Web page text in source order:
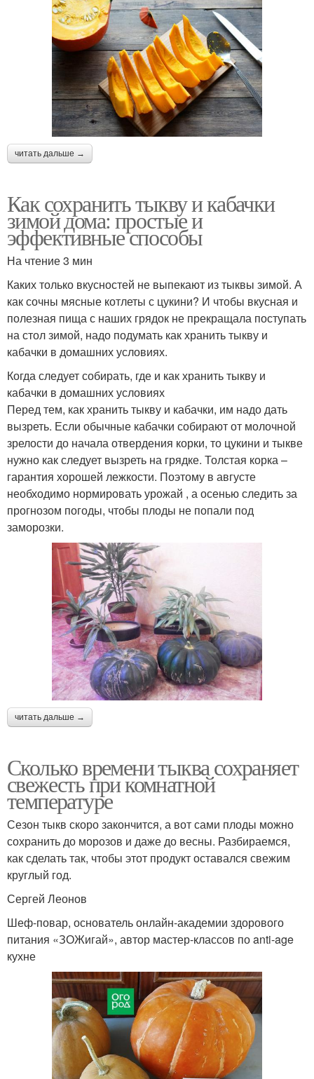
читать дальше →
Как сохранить тыкву и кабачки
зимой дома: простые и
эффективные способы
На чтение 3 мин
Каких только вкусностей не выпекают из тыквы зимой. А
как сочны мясные котлеты с цукини? И чтобы вкусная и
полезная пища с наших грядок не прекращала поступать
на стол зимой, надо подумать как хранить тыкву и
кабачки в домашних условиях.
Когда следует собирать, где и как хранить тыкву и
кабачки в домашних условиях
Перед тем, как хранить тыкву и кабачки, им надо дать
вызреть. Если обычные кабачки собирают от молочной
зрелости до начала отвердения корки, то цукини и тыкве
нужно как следует вызреть на грядке. Толстая корка –
гарантия хорошей лежкости. Поэтому в августе
необходимо нормировать урожай , а осенью следить за
прогнозом погоды, чтобы плоды не попали под
заморозки.
читать дальше →
Сколько времени тыква сохраняет
свежесть при комнатной
температуре
Сезон тыкв скоро закончится, а вот сами плоды можно
сохранить до морозов и даже до весны. Разбираемся,
как сделать так, чтобы этот продукт оставался свежим
круглый год.
Сергей Леонов
Шеф-повар, основатель онлайн-академии здорового
питания «ЗОЖигай», автор мастер-классов по anti-age
кухне